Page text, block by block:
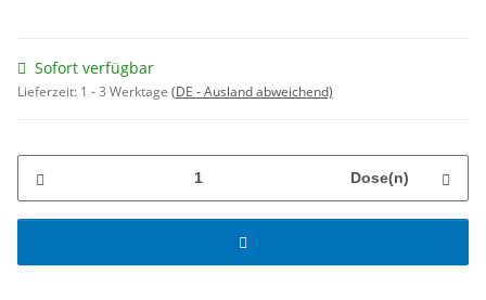
Sofort verfügbar
Lieferzeit: 1 - 3 Werktage (DE - Ausland abweichend)
Dose(n)